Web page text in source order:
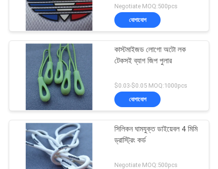
ম্যাপ
PRIVACY
POLICY
সিলিকন তাপ স্থানান্তর
লেবেল
টিপিইউ তাপ স্থানান্তর
লেবেল
33
Negotiate MOQ:500pcs
যোগাযোগ
কাস্টমাইজড লোগো অটো লক
টেকসই ব্যাগ জিপ পুলার
$0.03-$0.05 MOQ:1000pcs
যোগাযোগ
সিলিকন ঘামযুক্ত ডাইয়েবল 4 মিমি
ড্রাস্ট্রিং কর্ড
Negotiate MOQ:500pcs